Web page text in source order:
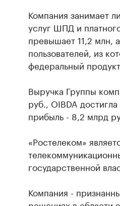
Компания занимает
услуг ШПД и
превышает 11,2 млн,
пользователей, из
федеральный
Выручка Группы
руб., OIBDA
прибыль - 8,2 млрд
«Ростелеком»
государственной
Компания -